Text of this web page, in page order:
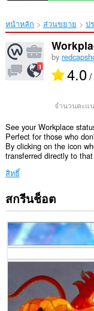
หน้าหลัก ส่วนขยาย ป
by
4.0/
จำนวนคะแ
See your Workplace
Perfect for those who
By clicking on the icon
transferred directly to
สิทธิ์
ส่วน
ขยาย
สามารถ
เข้า
ถึง
ข้อมูล
บาง
เว็บไซต์
สกรีนช็อต